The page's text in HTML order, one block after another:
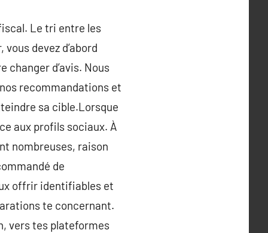
Le tri entre les
devez d’abord
d’avis. Nous
recommandations et
sa cible.Lorsque
aux profils sociaux. À
nombreuses, raison
de
offrir identifiables et
te concernant.
vers tes plateformes